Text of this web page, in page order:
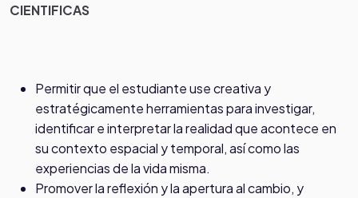
CIENTIFICAS
Permitir que el estudiante use creativa y
estratégicamente herramientas para investigar,
identificar e interpretar la realidad que acontece en
su contexto espacial y temporal, así como las
experiencias de la vida misma.
Promover la reflexión y la apertura al cambio, y